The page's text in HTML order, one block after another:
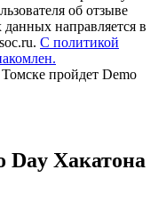
об отзыве
данных направляется в
С политикой
пройдет Demo
Day Хакатона